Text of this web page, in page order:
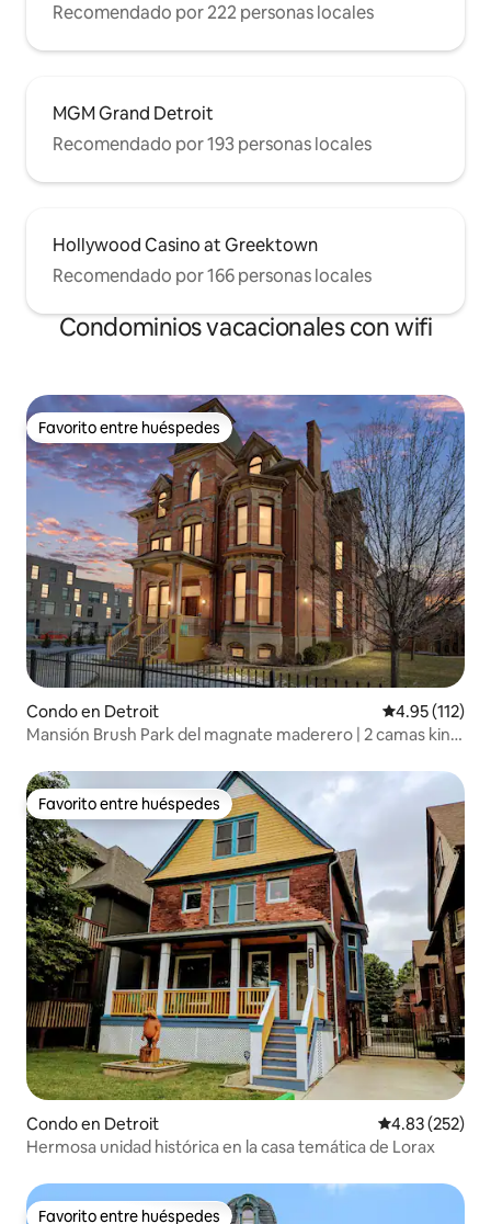
Recomendado por 222 personas locales
MGM Grand Detroit
Recomendado por 193 personas locales
Hollywood Casino at Greektown
Recomendado por 166 personas locales
Condominios vacacionales con wifi
Favorito entre huéspedes
Favorito entre huéspedes
Condo en Detroit Calificación
4.95 (112)
Mansión Brush Park del magnate maderero | 2 camas king
Favorito entre huéspedes
Favorito entre huéspedes
Condo en Detroit Calificación
4.83 (252)
Hermosa unidad histórica en la casa temática de Lorax
Favorito entre huéspedes